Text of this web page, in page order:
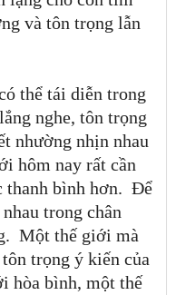
và tôn trọng lẫn
thể tái diễn trong
nghe, tôn trọng
nhường nhịn nhau
hôm nay rất cần
thanh bình hơn. Để
trong chân
Một thế giới mà
trọng ý kiến của
hòa bình, một thế